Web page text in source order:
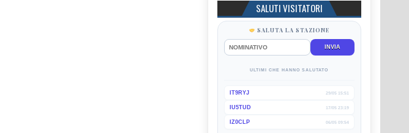
SALUTI VISITATORI
SALUTA LA STAZIONE
INVIA
ULTIMI CHE HANNO SALUTATO
IT9RYJ 29/05 15:51
IU5TUD 17/05 23:19
IZ0CLP 06/05 09:54